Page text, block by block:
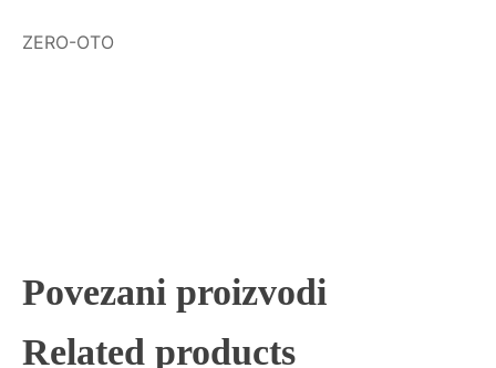
ZERO-OTO
Povezani proizvodi
Related products